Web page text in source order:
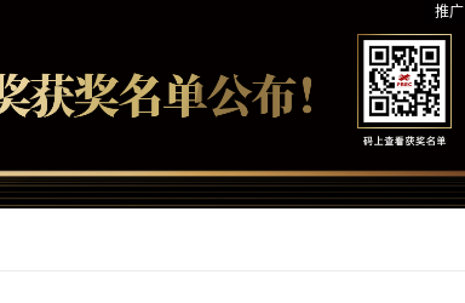
推广